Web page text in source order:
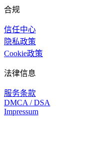
合规
信任中心
隐私政策
Cookie政策
法律信息
服务条款
DMCA / DSA
Impressum